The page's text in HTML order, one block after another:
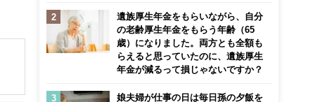
き
遺族厚生年金をもらいながら、自分
の老齢厚生年金をもらう年齢（65
歳）になりました。両方とも全額も
らえると思っていたのに、遺族厚生
年金が減るって損じゃないですか？
娘夫婦が仕事の日は毎日孫の夕飯を